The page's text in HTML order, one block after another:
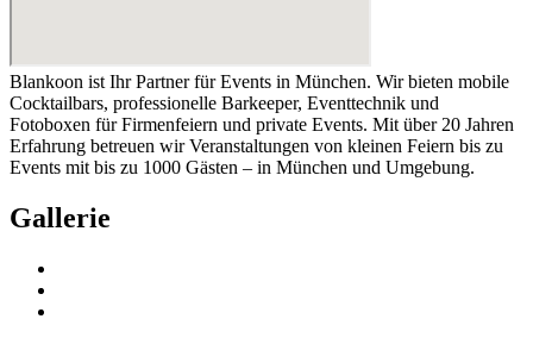
Blankoon ist Ihr Partner für Events in München. Wir bieten mobile
Cocktailbars, professionelle Barkeeper, Eventtechnik und
Fotoboxen für Firmenfeiern und private Events. Mit über 20 Jahren
Erfahrung betreuen wir Veranstaltungen von kleinen Feiern bis zu
Events mit bis zu 1000 Gästen – in München und Umgebung.
Gallerie